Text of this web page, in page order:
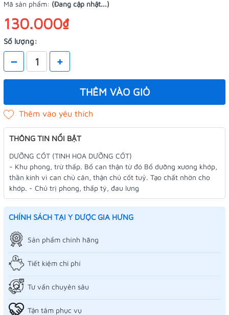
Mã sản phẩm: (Đang cập nhật...)
130.000₫
Số lượng:
– +
THÊM VÀO GIỎ
THÔNG TIN NỔI BẬT
DƯỠNG CỐT (TINH HOA DƯỠNG CỐT)
- Khu phong, trừ thấp. Bổ can thận từ đó Bổ dưỡng xương khớp,
thần kinh vì can chủ cân, thận chủ cốt tuỷ. Tạo chất nhờn cho
khớp. - Chủ trị phong, thấp tý, đau lưng
CHÍNH SÁCH TẠI Y DƯỢC GIA HƯNG
Sản phẩm chính hãng
Tiết kiệm chi phí
Tư vấn chuyên sâu
Tận tâm phục vụ